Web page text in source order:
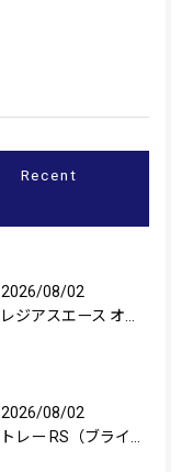
Recent
2026/08/02
2026/08/02